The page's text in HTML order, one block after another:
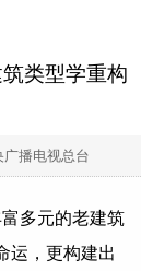
类型学重构
播电视总台
多元的老建筑
运，更构建出